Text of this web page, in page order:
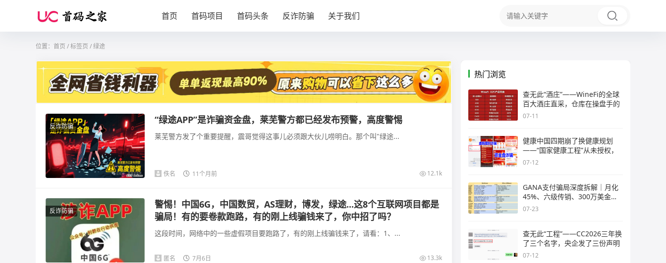
首页 首码项目 首码头条 反诈防骗 关于我们
位置： 首页 /标签页 / 绿途
反诈防骗
“绿途APP”是诈骗资金盘，莱芜警方都已经发布预警，高度警惕
莱芜警方发了个重要提醒，震哥觉得这事儿必须跟大伙儿唠明白。那个叫"绿途...
佚名 11个月前 12.1k
反诈防骗
警惕！中国6G，中国数贸，AS理财，博发，绿途...这8个互联网项目都是
骗局！有的要卷款跑路，有的刚上线骗钱来了，你中招了吗？
这段时间，网络中的一些虚假项目要跑路了，有的刚上线骗钱来了，请看：1、...
匿名 7月6日 13.3k
热门浏览
查无此“酒庄”——WineFi的全球
百大酒庄直采，仓库在操盘手的
07-11
健康中国四期崩了换健康规划
——“国家健康工程”从未授权，
07-12
GANA支付骗局深度拆解｜月化
45%、六级传销、300万美金窟
窿，拉菲
07-23
查无此“工程”——CC2026三年换
了三个名字，央企发了三份声明
07-12